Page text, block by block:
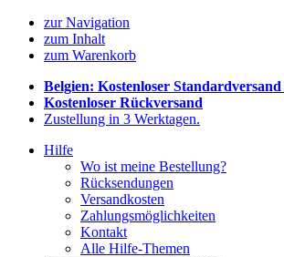
zur Navigation
zum Inhalt
zum Warenkorb
Belgien: Kostenloser Standardversand
Kostenloser Rückversand
Zustellung in 3 Werktagen.
Hilfe
Wo ist meine Bestellung?
Rücksendungen
Versandkosten
Zahlungsmöglichkeiten
Kontakt
Alle Hilfe-Themen